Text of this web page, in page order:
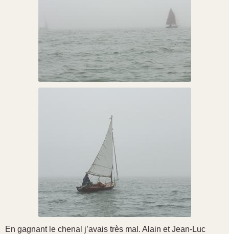
En gagnant le chenal j’avais très mal. Alain et Jean-Luc